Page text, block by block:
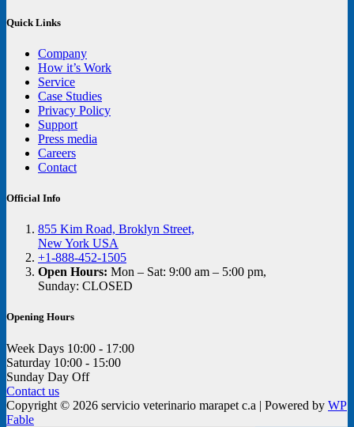
Quick Links
Company
How it’s Work
Service
Case Studies
Privacy Policy
Support
Press media
Careers
Contact
Official Info
855 Kim Road, Broklyn Street,
New York USA
+1-888-452-1505
Open Hours: Mon – Sat: 9:00 am – 5:00 pm,
Sunday: CLOSED
Opening Hours
Week Days 10:00 - 17:00
Saturday 10:00 - 15:00
Sunday Day Off
Contact us
Copyright © 2026 servicio veterinario marapet c.a | Powered by WP
Fable